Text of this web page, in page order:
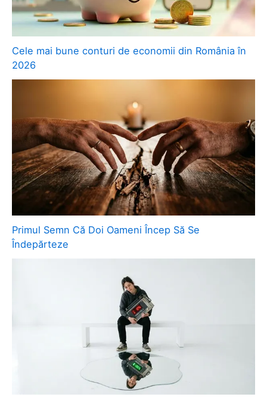
Cele mai bune conturi de economii din România în
2026
Primul Semn Că Doi Oameni Încep Să Se
Îndepărteze